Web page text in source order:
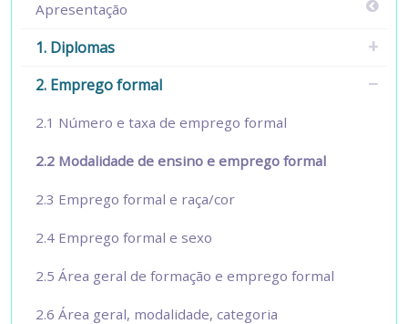
Apresentação
1. Diplomas
2. Emprego formal
2.1 Número e taxa de emprego formal
2.2 Modalidade de ensino e emprego formal
2.3 Emprego formal e raça/cor
2.4 Emprego formal e sexo
2.5 Área geral de formação e emprego formal
2.6 Área geral, modalidade, categoria